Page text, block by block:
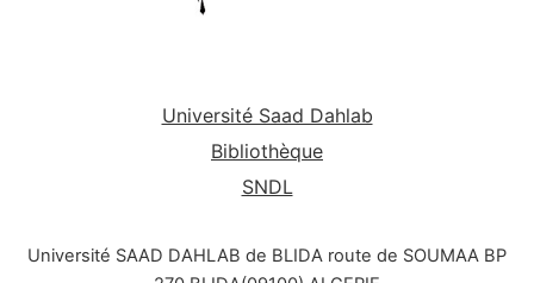
Université Saad Dahlab
Bibliothèque
SNDL
Université SAAD DAHLAB de BLIDA route de SOUMAA BP